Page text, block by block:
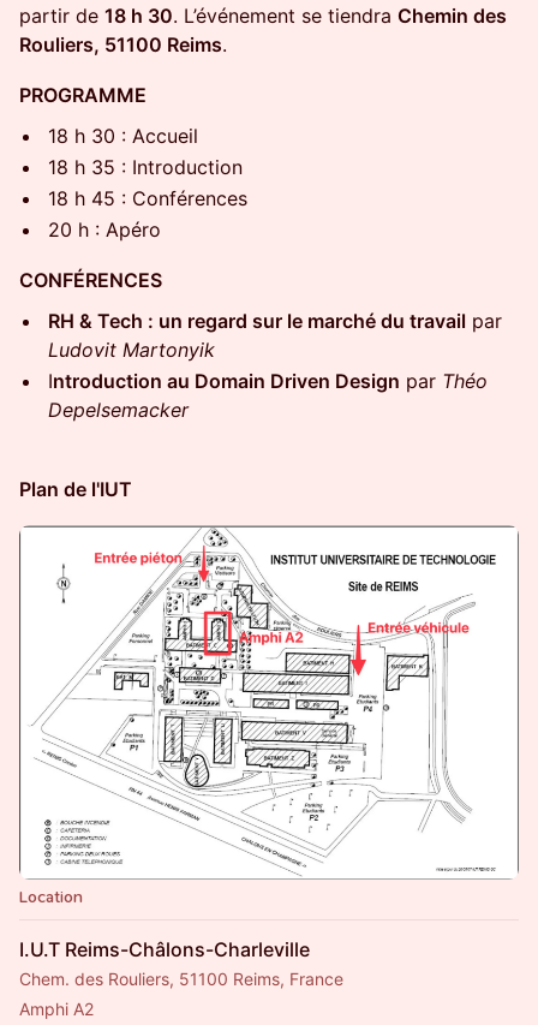
partir de 18 h 30. L’événement se tiendra Chemin des
Rouliers, 51100 Reims.
PROGRAMME
18 h 30 : Accueil
18 h 35 : Introduction
18 h 45 : Conférences
20 h : Apéro
CONFÉRENCES
RH & Tech : un regard sur le marché du travail par
Ludovit Martonyik
Introduction au Domain Driven Design par Théo
Depelsemacker
Plan de l'IUT
Location
I.U.T Reims-Châlons-Charleville
Chem. des Rouliers, 51100 Reims, France
Amphi A2